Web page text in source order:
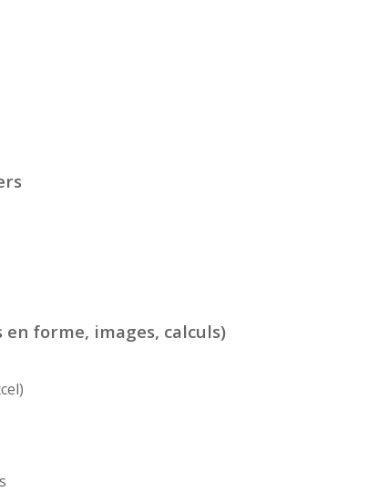
forme, images, calculs)